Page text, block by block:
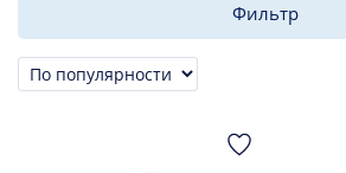
Фильтр
Сортировка